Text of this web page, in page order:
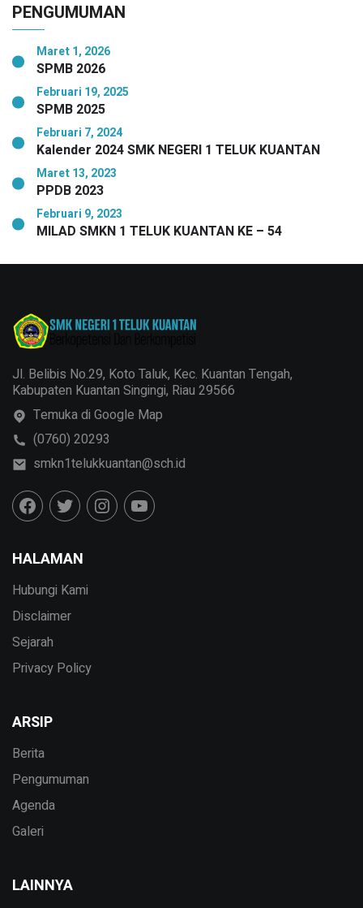
PENGUMUMAN
Maret 1, 2026
SPMB 2026
Februari 19, 2025
SPMB 2025
Februari 7, 2024
Kalender 2024 SMK NEGERI 1 TELUK KUANTAN
Maret 13, 2023
PPDB 2023
Februari 9, 2023
MILAD SMKN 1 TELUK KUANTAN KE – 54
Jl. Belibis No.29, Koto Taluk, Kec. Kuantan Tengah,
Kabupaten Kuantan Singingi, Riau 29566
Temuka di Google Map
(0760) 20293
smkn1telukkuantan@sch.id
HALAMAN
Hubungi Kami
Disclaimer
Sejarah
Privacy Policy
ARSIP
Berita
Pengumuman
Agenda
Galeri
LAINNYA